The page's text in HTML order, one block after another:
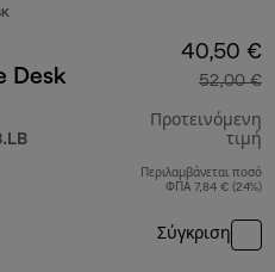
Desk
40,50 €
52,00 €
Προτεινόμενη
τιμή
Περιλαμβάνεται ποσό
ΦΠΑ 7,84 € (24%)
Σύγκριση